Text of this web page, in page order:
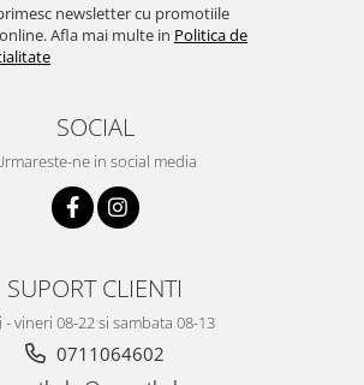
newsletter cu promotiile
Afla mai multe in Politica de
SOCIAL
ne in social media
SUPORT CLIENTI
- vineri 08-22 si sambata 08-13
0711064602